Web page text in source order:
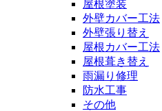
屋根塗装
外壁カバー工法
外壁張り替え
屋根カバー工法
屋根葺き替え
雨漏り修理
防水工事
その他